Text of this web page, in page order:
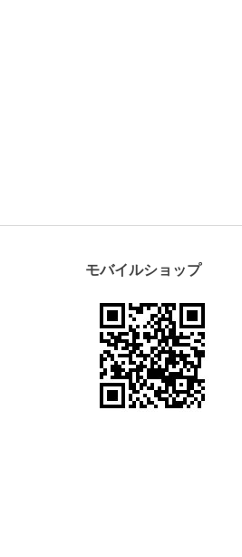
モバイルショップ